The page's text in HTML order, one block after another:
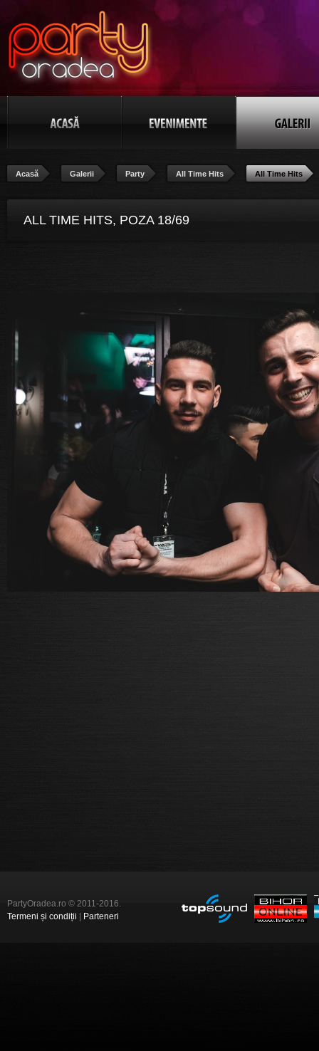
Acasă Galerii Party All Time Hits All Time Hits
ALL TIME HITS, POZA 18/69
PartyOradea.ro © 2011-2016.
Termeni și condiții
Parteneri